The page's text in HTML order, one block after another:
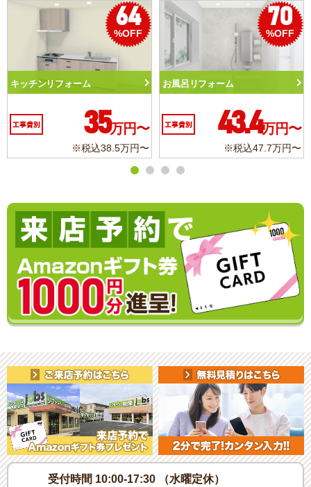
64
%OFF
ンリフォーム
万円〜
※税込38.5万円〜
70
%OFF
お風呂リフォーム
工事費別 43.4万円〜
※税込47.7万円〜
トイ
工事費別
受付時間 10:00-17:30 （水曜定休）